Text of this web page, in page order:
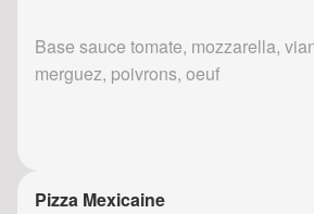
Base sauce tomate, mozzarella,
merguez, poivrons, oeuf
Pizza Mexicaine